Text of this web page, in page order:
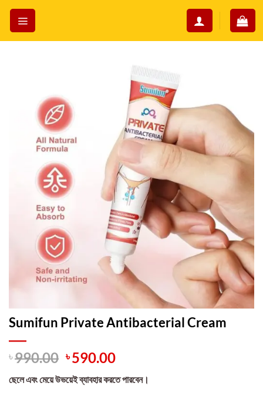
Skip
content
Sumifun Private Antibacterial Cream
৳990.00 Original
price
was:
৳590.00Current
is:
ছেলে এবং মেয়ে উভয়েই ব্যাবহার করতে পারবেন।